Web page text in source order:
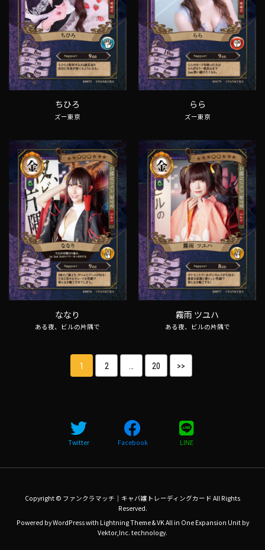
ちひろ
ズー東京
らら
ズー東京
ななり
ある夜、ビルの片隅で
霧雨 ツユハ
ある夜、ビルの片隅で
1 2 20 >>
Twitter Facebook LINE
Copyright © ファンクラマッチ｜キャバ嬢トレーディングカード All Rights
Reserved.
Powered byWordPresswith Lightning Theme&VK All in One Expansion Unitby
Vektor,Inc. technology.